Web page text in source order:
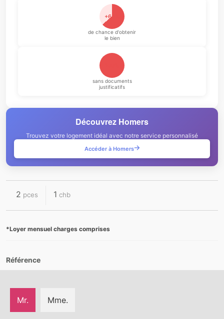
+64%
de chance d'obtenir
le bien
sans documents
justificatifs
Découvrez Homers
Trouvez votre logement idéal avec notre service personnalisé
Accéder à Homers
2 pces 1 chb
*Loyer mensuel charges comprises
Référence
Mr. Mme.